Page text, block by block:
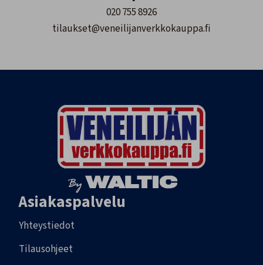
020 755 8926
tilaukset@veneilijanverkkokauppa.fi
Asiakaspalvelu
Yhteystiedot
Tilausohjeet